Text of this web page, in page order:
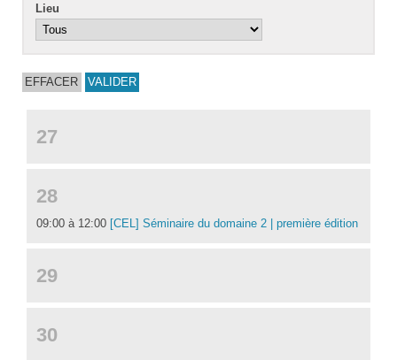
Lieu
27
28
09:00 à 12:00 [CEL] Séminaire du domaine 2 | première édition
29
30